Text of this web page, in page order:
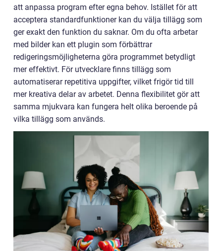
att anpassa program efter egna behov. Istället för att
acceptera standardfunktioner kan du välja tillägg som
ger exakt den funktion du saknar. Om du ofta arbetar
med bilder kan ett plugin som förbättrar
redigeringsmöjligheterna göra programmet betydligt
mer effektivt. För utvecklare finns tillägg som
automatiserar repetitiva uppgifter, vilket frigör tid till
mer kreativa delar av arbetet. Denna flexibilitet gör att
samma mjukvara kan fungera helt olika beroende på
vilka tillägg som används.